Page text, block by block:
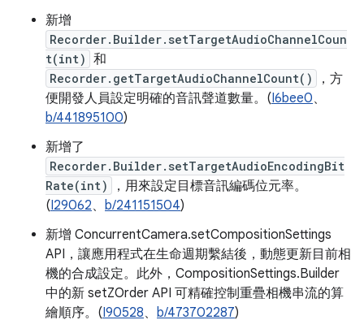
新增
Recorder.Builder.setTargetAudioChannelCoun
t(int) 和
Recorder.getTargetAudioChannelCount()
，方
便開發人員設定明確的音訊聲道數量。(I6bee0、
b/441895100)
新增了
Recorder.Builder.setTargetAudioEncodingBit
Rate(int)
，用來設定目標音訊編碼位元率。
(I29062、 b/241151504)
新增 ConcurrentCamera.setCompositionSettings
API，讓應用程式在生命週期繫結後，動態更新目前相
機的合成設定。此外，CompositionSettings.Builder
中的新 setZOrder API 可精確控制重疊相機串流的算
繪順序。(I90528、 b/473702287)